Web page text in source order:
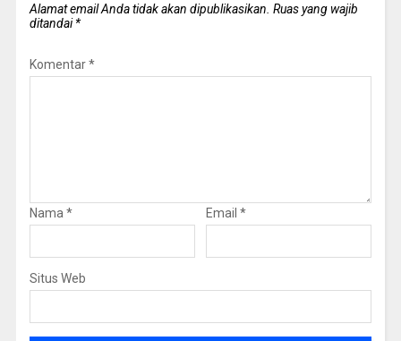
Alamat email Anda tidak akan dipublikasikan. Ruas yang wajib
ditandai*
Komentar*
Nama * Email *
Situs Web